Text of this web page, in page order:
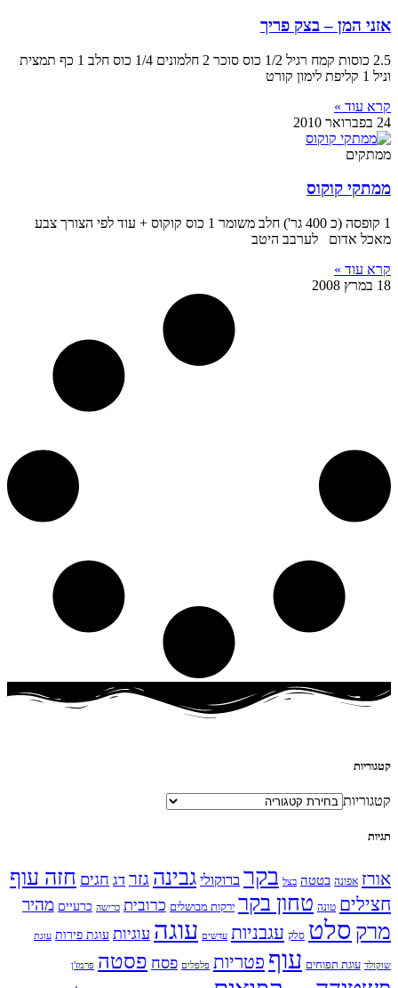
אזני המן – בצק פריך
2.5 כוסות קמח רגיל 1/2 כוס סוכר 2 חלמונים 1/4 כוס חלב 1 כף תמצית
וניל 1 קליפת לימון קורט
קרא עוד »
24 בפברואר 2010
ממתקים
ממתקי קוקוס
1 קופסה (כ 400 גר') חלב משומר 1 כוס קוקוס + עוד לפי הצורך צבע
מאכל אדום לערבב היטב
קרא עוד »
18 במרץ 2008
קטגוריות
קטגוריות
תגיות
אורז אפונה בטטה בצל בקר ברוקולי גבינה גזר דג חגים חזה עוף
חצילים טונה טחון בקר ירקות מבושלים כרובית כרישה כרעיים מהיר
מרק סלט סלק עגבניות עדשים עוגה עוגיות עוגת פירות עוגת
שוקולד עוגת תפוחים עוף פטריות פלפלים פסח פסטה פרמז'ן